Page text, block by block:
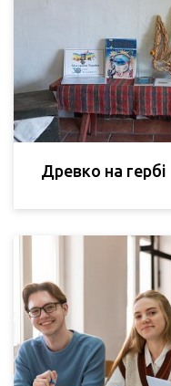
Древко на гербі